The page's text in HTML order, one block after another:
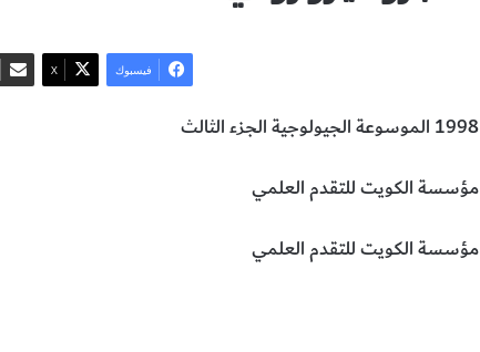
فيسبوك ‫X
1998 الموسوعة الجيولوجية الجزء الثالث
مؤسسة الكويت للتقدم العلمي
مؤسسة الكويت للتقدم العلمي